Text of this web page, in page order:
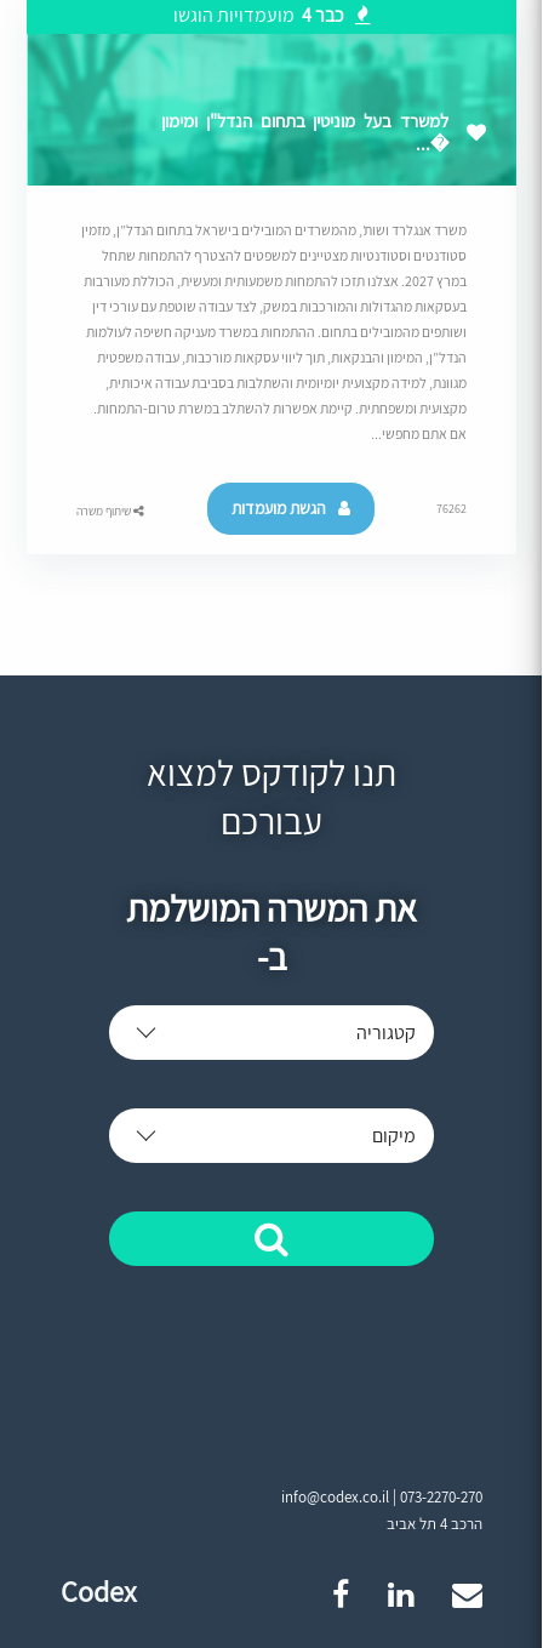
כבר 4 מועמדויות הוגשו
למשרד בעל מוניטין בתחום הנדל"ן ומימון
�...
משרד אנגלרד ושות’, מהמשרדים המובילים בישראל בתחום הנדל”ן, מזמין
סטודנטים וסטודנטיות מצטיינים למשפטים להצטרף להתמחות שתחל
במרץ 2027. אצלנו תזכו להתמחות משמעותית ומעשית, הכוללת מעורבות
בעסקאות מהגדולות והמורכבות במשק, לצד עבודה שוטפת עם עורכי דין
ושותפים מהמובילים בתחום. ההתמחות במשרד מעניקה חשיפה לעולמות
הנדל”ן, המימון והבנקאות, תוך ליווי עסקאות מורכבות, עבודה משפטית
מגוונת, למידה מקצועית יומיומית והשתלבות בסביבת עבודה איכותית,
מקצועית ומשפחתית. קיימת אפשרות להשתלב במשרת טרום-התמחות.
אם אתם מחפשי...
76262 הגשת מועמדות שיתוף משרה
תנו לקודקס למצוא
עבורכם
את המשרה המושלמת
ב-
קטגוריה
מיקום
info@codex.co.il |073-2270-270
הרכב 4 תל אביב
Codex